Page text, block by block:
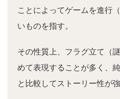
ことによってゲームを進行
いものを指す。
その性質上、フラグ立て（
めて表現することが多く、
と比較してストーリー性が